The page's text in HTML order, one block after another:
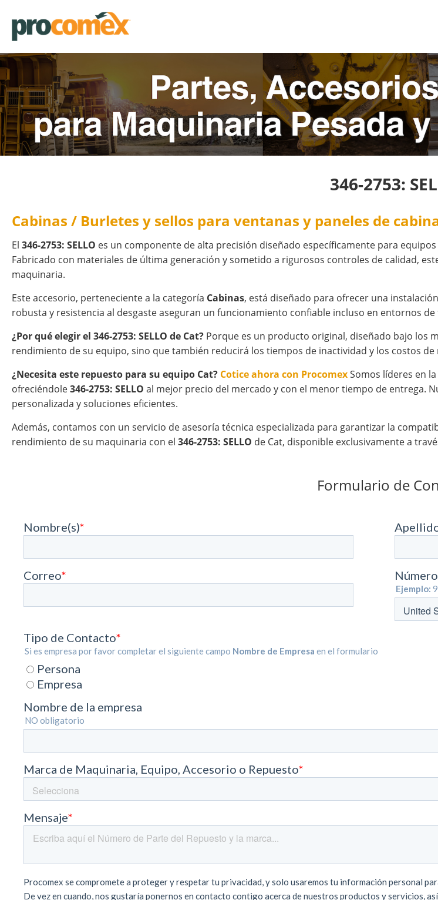
346-2753:
Cabinas / Burletes y sellos para ventanas y paneles de
El 346-2753: SELLO es un componente de alta precisión diseñado específicamente para
Fabricado con materiales de última generación y sometido a rigurosos controles de calidad,
maquinaria.
Este accesorio, perteneciente a la categoría Cabinas, está diseñado para ofrecer una
robusta y resistencia al desgaste aseguran un funcionamiento confiable incluso en entornos
¿Por qué elegir el 346-2753: SELLO de Cat? Porque es un producto original, diseñado bajo los
rendimiento de su equipo, sino que también reducirá los tiempos de inactividad y los costos
¿Necesita este repuesto para su equipo Cat? Cotice ahora con ProcomexSomos líderes en
ofreciéndole346-2753: SELLO al mejor precio del mercado y con el menor tiempo de entrega.
personalizada y soluciones eficientes.
Además, contamos con un servicio de asesoría técnica especializada para garantizar la
rendimiento de su maquinaria con el 346-2753: SELLO de Cat, disponible exclusivamente a
Formulario de